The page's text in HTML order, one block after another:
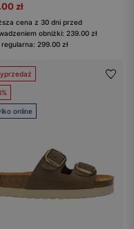
zł
cena z 30 dni przed
obniżki: 239.00 zł
299.00 zł
online